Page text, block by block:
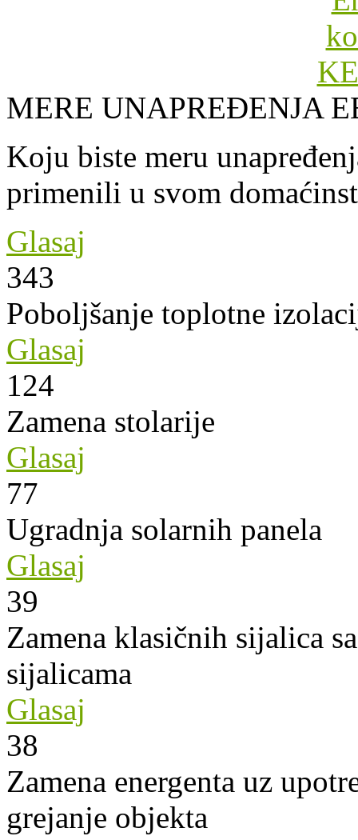
MERE UNAPREĐENJA
Koju biste meru
primenili u svom
Glasaj
343
Poboljšanje toplotne
Glasaj
124
Zamena stolarije
Glasaj
77
Ugradnja solarnih panela
Glasaj
39
Zamena klasičnih sijalica
sijalicama
Glasaj
38
Zamena energenta uz
grejanje objekta